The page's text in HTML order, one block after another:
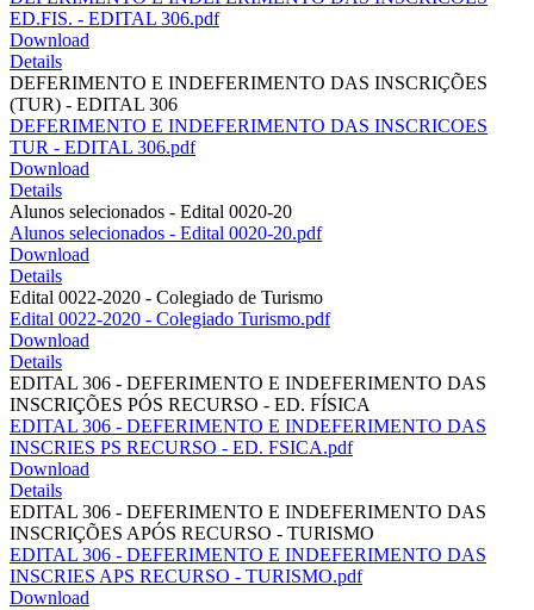
ED.FIS. - EDITAL 306.pdf
Download
Details
DEFERIMENTO E INDEFERIMENTO DAS INSCRIÇÕES
(TUR) - EDITAL 306
DEFERIMENTO E INDEFERIMENTO DAS INSCRICOES
TUR - EDITAL 306.pdf
Download
Details
Alunos selecionados - Edital 0020-20
Alunos selecionados - Edital 0020-20.pdf
Download
Details
Edital 0022-2020 - Colegiado de Turismo
Edital 0022-2020 - Colegiado Turismo.pdf
Download
Details
EDITAL 306 - DEFERIMENTO E INDEFERIMENTO DAS
INSCRIÇÕES PÓS RECURSO - ED. FÍSICA
EDITAL 306 - DEFERIMENTO E INDEFERIMENTO DAS
INSCRIES PS RECURSO - ED. FSICA.pdf
Download
Details
EDITAL 306 - DEFERIMENTO E INDEFERIMENTO DAS
INSCRIÇÕES APÓS RECURSO - TURISMO
EDITAL 306 - DEFERIMENTO E INDEFERIMENTO DAS
INSCRIES APS RECURSO - TURISMO.pdf
Download